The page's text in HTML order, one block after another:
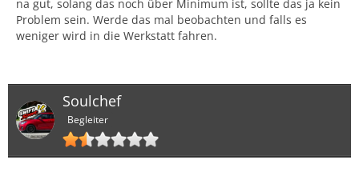
na gut, solang das noch über Minimum ist, sollte das ja kein
Problem sein. Werde das mal beobachten und falls es
weniger wird in die Werkstatt fahren.
Soulchef
Begleiter